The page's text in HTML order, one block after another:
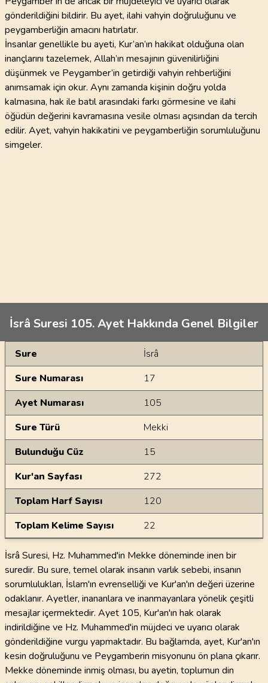
gönderildiğini bildirir. Bu ayet, ilahi vahyin doğruluğunu ve
peygamberliğin amacını hatırlatır.
İnsanlar genellikle bu ayeti, Kur’an’ın hakikat olduğuna olan
inançlarını tazelemek, Allah’ın mesajının güvenilirliğini
düşünmek ve Peygamber’in getirdiği vahyin rehberliğini
anımsamak için okur. Aynı zamanda kişinin doğru yolda
kalmasına, hak ile batıl arasındaki farkı görmesine ve ilahi
öğüdün değerini kavramasına vesile olması açısından da tercih
edilir. Ayet, vahyin hakikatini ve peygamberliğin sorumluluğunu
simgeler.
İsrâ Suresi 105. Ayet Hakkında Genel Bilgiler
Genel Bilgiler
Sure
İsrâ
Sure Numarası
17
Ayet Numarası
105
Sure Türü
Mekki
Bulunduğu Cüz
15
Kur'an Sayfası
272
Toplam Harf Sayısı
120
Toplam Kelime Sayısı
22
İsrâ Suresi, Hz. Muhammed'in Mekke döneminde inen bir
suredir. Bu sure, temel olarak insanın varlık sebebi, insanın
sorumlulukları, İslam'ın evrenselliği ve Kur'an'ın değeri üzerine
odaklanır. Ayetler, inananlara ve inanmayanlara yönelik çeşitli
mesajlar içermektedir. Ayet 105, Kur'an'ın hak olarak
indirildiğine ve Hz. Muhammed'in müjdeci ve uyarıcı olarak
gönderildiğine vurgu yapmaktadır. Bu bağlamda, ayet, Kur'an'ın
kesin doğruluğunu ve Peygamberin misyonunu ön plana çıkarır.
Mekke döneminde inmiş olması, bu ayetin, toplumun din